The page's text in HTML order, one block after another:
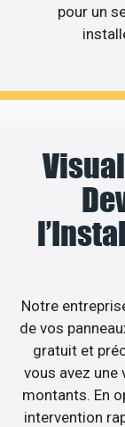
pour un
Notre
de vos
gratuit et
vous avez une
montants. En
intervention